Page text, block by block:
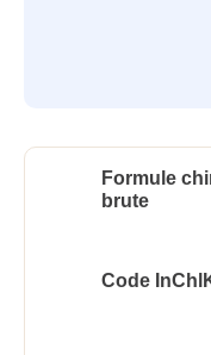
Formule
brute
Code